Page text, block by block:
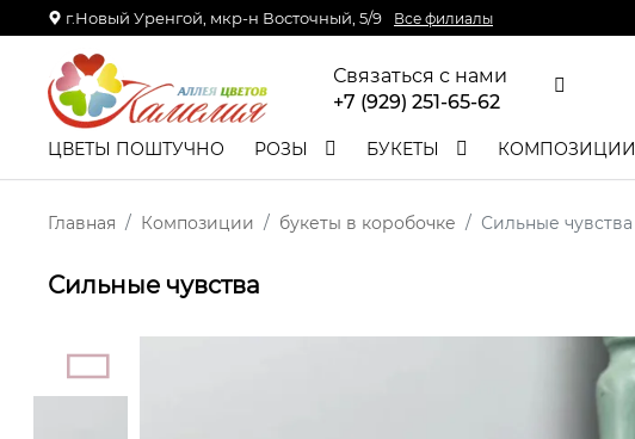
г.Новый Уренгой, мкр-н Восточный, 5/9 Все филиалы
Связаться с нами
+7 (929) 251-65-62
ЦВЕТЫ ПОШТУЧНО РОЗЫ БУКЕТЫ КОМПОЗИЦИИ
Главная Композиции букеты в коробочке Сильные чувства
Сильные чувства